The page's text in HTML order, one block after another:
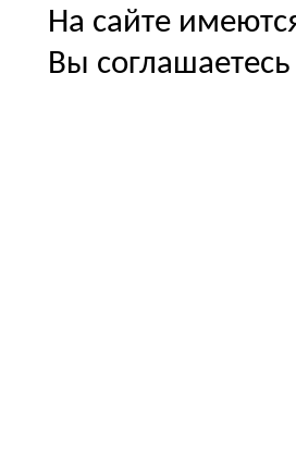
На сайте
Вы